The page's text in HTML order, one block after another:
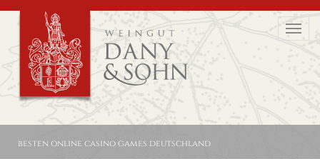
besten online casino games deutschland